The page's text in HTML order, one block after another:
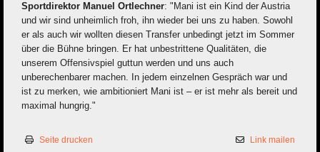
Sportdirektor Manuel Ortlechner: "Mani ist ein Kind der Austria
und wir sind unheimlich froh, ihn wieder bei uns zu haben. Sowohl
er als auch wir wollten diesen Transfer unbedingt jetzt im Sommer
über die Bühne bringen. Er hat unbestrittene Qualitäten, die
unserem Offensivspiel guttun werden und uns auch
unberechenbarer machen. In jedem einzelnen Gespräch war und
ist zu merken, wie ambitioniert Mani ist – er ist mehr als bereit und
maximal hungrig."
Seite drucken Link mailen